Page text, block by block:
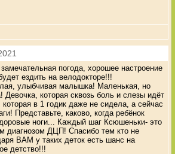
погода, хорошее настроение
ездить на велодокторе!!!
улыбчивая малышка! Маленькая, но
Девочка, которая сквозь боль и слезы идёт
в 1 годик даже не сидела, а сейчас
Представьте, каково, когда ребёнок
ноги... Каждый шаг Ксюшеньки- это
ДЦП! Спасибо тем кто не
ВАМ у таких деток есть шанс на
детство!!!